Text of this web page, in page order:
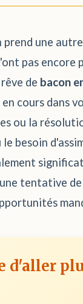
une
pas encore
de bacon
cours dans
ou la
besoin
tentative
d'aller